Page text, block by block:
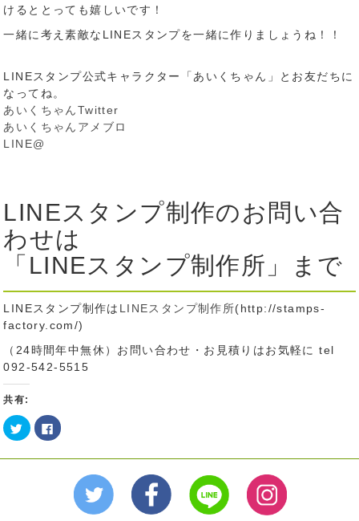
けるととっても嬉しいです！
一緒に考え素敵なLINEスタンプを一緒に作りましょうね！！
LINEスタンプ公式キャラクター「あいくちゃん」とお友だちに
なってね。
あいくちゃんTwitter
あいくちゃんアメブロ
LINE@
LINEスタンプ制作のお問い合
わせは
「LINEスタンプ制作所」まで
LINEスタンプ制作は LINEスタンプ制作所(http://stamps-
factory.com/)
（24時間年中無休）お問い合わせ・お見積りはお気軽に tel
092-542-5515
共有:
ク
リ
し
Facebook
で
す